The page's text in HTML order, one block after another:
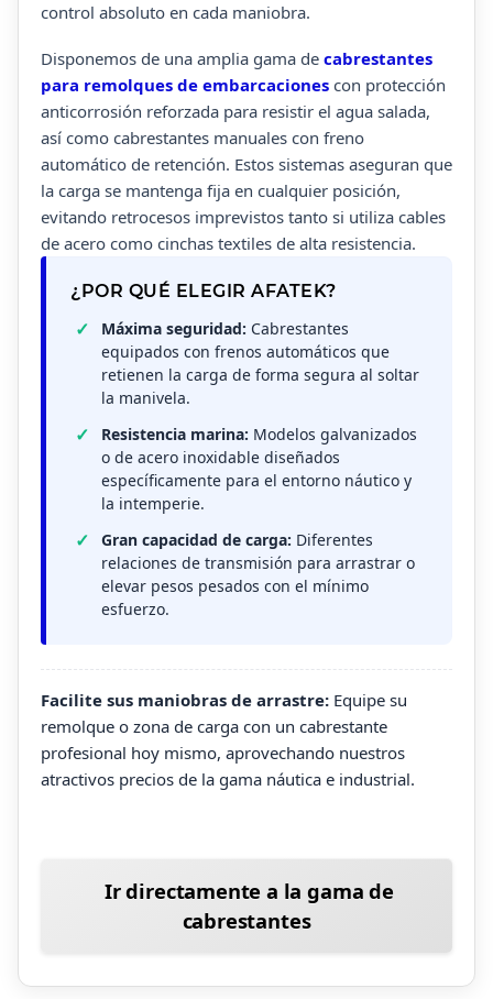
control absoluto en cada maniobra.
Disponemos de una amplia gama de cabrestantes
para remolques de embarcaciones con protección
anticorrosión reforzada para resistir el agua salada,
así como cabrestantes manuales con freno
automático de retención. Estos sistemas aseguran que
la carga se mantenga fija en cualquier posición,
evitando retrocesos imprevistos tanto si utiliza cables
de acero como cinchas textiles de alta resistencia.
¿POR QUÉ ELEGIR AFATEK?
Máxima seguridad: Cabrestantes
equipados con frenos automáticos que
retienen la carga de forma segura al soltar
la manivela.
Resistencia marina: Modelos galvanizados
o de acero inoxidable diseñados
específicamente para el entorno náutico y
la intemperie.
Gran capacidad de carga: Diferentes
relaciones de transmisión para arrastrar o
elevar pesos pesados con el mínimo
esfuerzo.
Facilite sus maniobras de arrastre: Equipe su
remolque o zona de carga con un cabrestante
profesional hoy mismo, aprovechando nuestros
atractivos precios de la gama náutica e industrial.
Ir directamente a la gama de
cabrestantes